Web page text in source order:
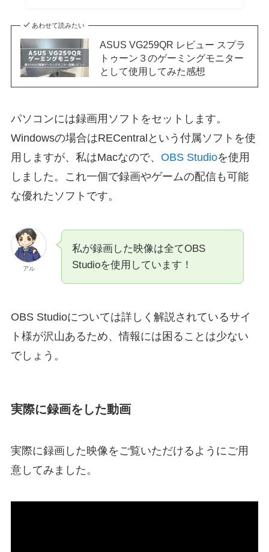
あわせて読みたい
ASUS VG259QR レビュー スプラ
トゥーン３のゲーミングモニター
として使用してみた感想
パソコンには録画用ソフトをセットします。
Windowsの場合はRECentralという付属ソフトを使
用しますが、私はMacなので、 OBS Studioを使用
しました。これ一個で録画やゲームの配信も可能
な優れたソフトです。
アル
私が録画した映像は全てOBS
Studioを使用しています！
OBS Studioについては詳しく解説されているサイ
ト様が沢山あるため、情報には困ることは少ない
でしょう。
実際に録画をした動画
実際に録画した映像をご覧いただけるようにご用
意してみました。